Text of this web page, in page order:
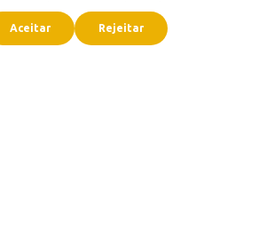
Aceitar Rejeitar